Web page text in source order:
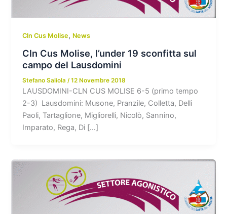
Cln Cus Molise, News
Cln Cus Molise, l’under 19 sconfitta sul
campo del Lausdomini
Stefano Saliola/12 Novembre 2018
LAUSDOMINI-CLN CUS MOLISE 6-5 (primo tempo
2-3) Lausdomini: Musone, Pranzile, Colletta, Delli
Paoli, Tartaglione, Migliorelli, Nicolò, Sannino,
Imparato, Rega, Di […]